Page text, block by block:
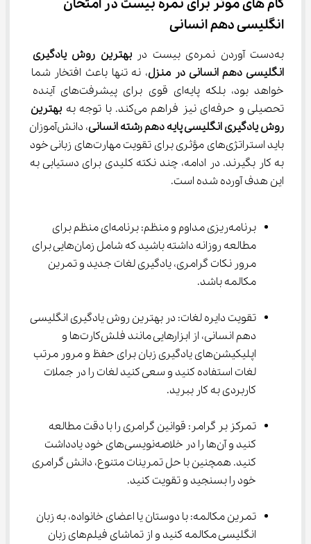
گام های موثر برای نمره بیست در امتحان
انگلیسی دهم انسانی
به‌دست آوردن نمره‌ی بیست در
بهترین روش یادگیری
انگلیسی دهم انسانی در منزل، نه تنها باعث افتخار شما
خواهد بود، بلکه پایه‌ای قوی برای پیشرفت‌های آینده
تحصیلی و حرفه‌ای نیز فراهم می‌کند. با توجه به
بهترین
روش یادگیری انگلیسی پایه دهم رشته انسانی
، دانش‌آموزان
باید استراتژی‌های مؤثری برای تقویت مهارت‌های زبانی خود
به کار بگیرند. در ادامه، چند نکته کلیدی برای دستیابی به
این هدف آورده شده است.
برنامه‌ریزی مداوم و منظم: برنامه‌ای منظم برای
مطالعه روزانه داشته باشید که شامل زمان‌هایی برای
مرور نکات گرامری، یادگیری لغات جدید و تمرین
مکالمه باشد.
تقویت دایره لغات: در بهترین روش یادگیری انگلیسی
دهم انسانی، از ابزارهایی مانند فلش‌کارت‌ها و
اپلیکیشن‌های یادگیری زبان برای حفظ و مرور مرتب
لغات استفاده کنید و سعی کنید لغات را در جملات
کاربردی به کار ببرید.
تمرکز بر گرامر: قوانین گرامری را با دقت مطالعه
کنید و آن‌ها را در خلاصه‌نویسی‌های خود یادداشت
کنید. همچنین با حل تمرینات متنوع، دانش گرامری
خود را بسنجید و تقویت کنید.
تمرین مکالمه: با دوستان یا اعضای خانواده، به زبان
انگلیسی مکالمه کنید و از تماشای فیلم‌های زبان